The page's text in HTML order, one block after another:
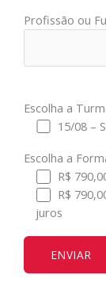
Profissão ou
Escolha a
15/08 –
Escolha a
R$
R$
juros